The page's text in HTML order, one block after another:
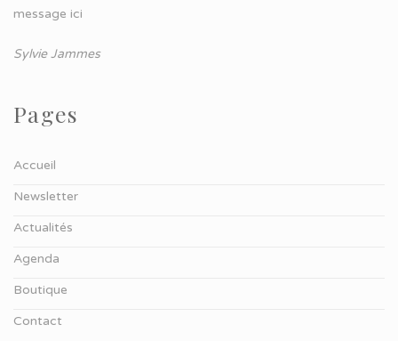
message ici
Sylvie Jammes
Pages
Accueil
Newsletter
Actualités
Agenda
Boutique
Contact